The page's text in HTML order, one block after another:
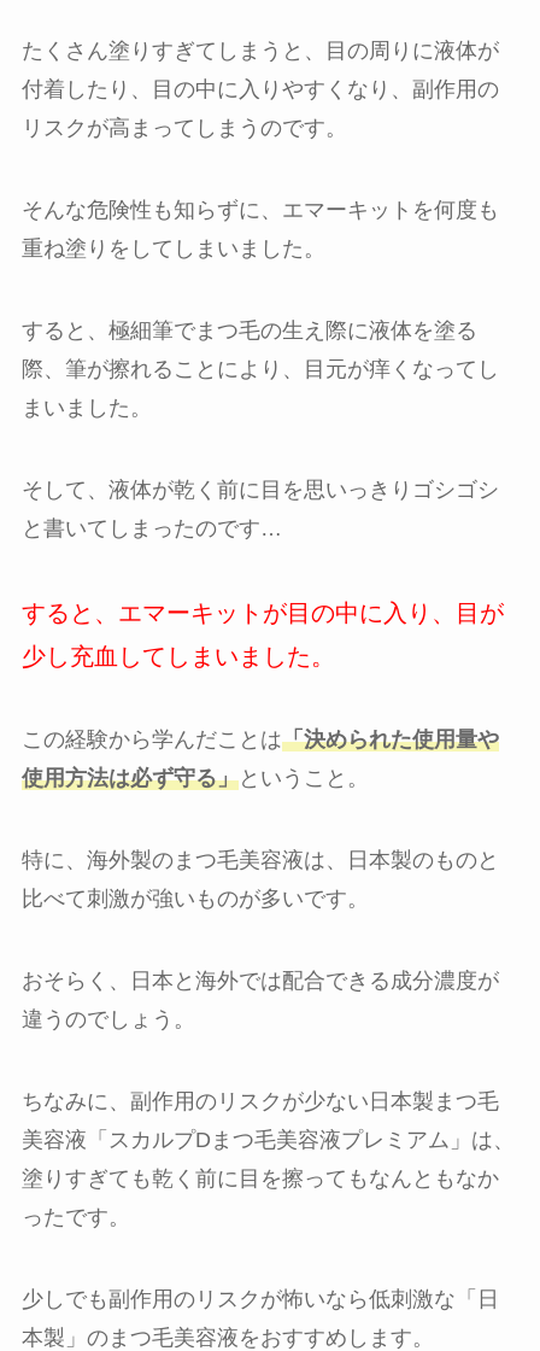
たくさん塗りすぎてしまうと、目の周りに液体が
付着したり、目の中に入りやすくなり、副作用の
リスクが高まってしまうのです。
そんな危険性も知らずに、エマーキットを何度も
重ね塗りをしてしまいました。
すると、極細筆でまつ毛の生え際に液体を塗る
際、筆が擦れることにより、目元が痒くなってし
まいました。
そして、液体が乾く前に目を思いっきりゴシゴシ
と書いてしまったのです…
すると、エマーキットが目の中に入り、目が
少し充血してしまいました。
この経験から学んだことは「決められた使用量や
使用方法は必ず守る」ということ。
特に、海外製のまつ毛美容液は、日本製のものと
比べて刺激が強いものが多いです。
おそらく、日本と海外では配合できる成分濃度が
違うのでしょう。
ちなみに、副作用のリスクが少ない日本製まつ毛
美容液「スカルプDまつ毛美容液プレミアム」は、
塗りすぎても乾く前に目を擦ってもなんともなか
ったです。
少しでも副作用のリスクが怖いなら低刺激な「日
本製」のまつ毛美容液をおすすめします。